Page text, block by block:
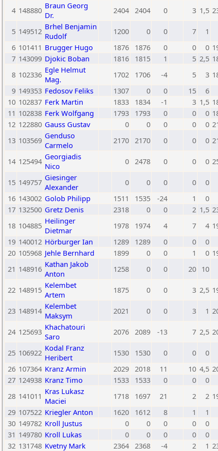
4 148880 Braun Georg
Dr.
2404 2404 0 3 1,5
5 149512 Brhel Benjamin
Rudolf
1200 0 0 7
1
6 101411 Brugger Hugo 1876 1876 0 0 0
7 143099 Djokic Boban 1816 1815 1 5 2,5
8 102336 Egle Helmut
Mag.
1702 1706 -4 5 3
9 149353 Fedosov Feliks 1307 0 0 15
6
10 102837 Ferk Martin 1833 1834 -1 3 1,5
11 102838 Ferk Wolfgang 1793 1793 0 0 0
12 122880 Gauss Gustav 0 0 0 0 0
13 103569 Genduso
Carmelo
2170 2170 0 0 0
14 125494 Georgiadis
Nico
0 2478 0 0 0
15 149757 Giesinger
Alexander
0 0 0 0
0
16 143002 Golob Philipp 1511 1535 -24 1
0
17 132500 Gretz Denis 2318 0 0 2 1,5
18 104885 Heilinger
Dietmar
1978 1974 4 7 4
19 140012 Hörburger Ian 1289 1289 0 0
0
20 105968 Jehle Bernhard 1899 0 0 1 0
21 148916 Kathan Jakob
Anton
1258 0 0 20 10
22 148915 Kelembet
Artem
1875 0 0 3 2,5
23 148914 Kelembet
Maksym
2021 0 0 3 1
24 125693 Khachatouri
Saro
2076 2089 -13 7 2,5
25 106922 Kodal Franz
Heribert
1530 1530 0 0
0
26 107364 Kranz Armin 2029 2018 11 10 4,5
27 124938 Kranz Timo 1533 1533 0 0
0
28 141011 Kras Lukasz
Maciei
1718 1697 21 2 2
29 107522 Kriegler Anton 1620 1612 8 1
1
30 149782 Kroll Justus 0 0 0 0
0
31 149780 Kroll Lukas 0 0 0 0
0
32 131748 Kvetny Mark 2364 2368 -4 2 1